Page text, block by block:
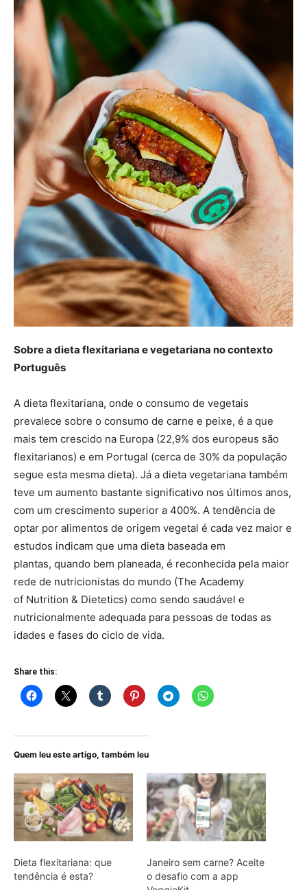
Sobre a dieta flexitariana e vegetariana no contexto
Português
A dieta flexitariana, onde o consumo de vegetais
prevalece sobre o consumo de carne e peixe, é a que
mais tem crescido na Europa (22,9% dos europeus são
flexitarianos) e em Portugal (cerca de 30% da população
segue esta mesma dieta). Já a dieta vegetariana também
teve um aumento bastante significativo nos últimos anos,
com um crescimento superior a 400%. A tendência de
optar por alimentos de origem vegetal é cada vez maior e
estudos indicam que uma dieta baseada em
plantas, quando bem planeada, é reconhecida pela maior
rede de nutricionistas do mundo (The Academy
of Nutrition & Dietetics) como sendo saudável e
nutricionalmente adequada para pessoas de todas as
idades e fases do ciclo de vida.
Share this:
Quem leu este artigo, também leu
Dieta flexitariana: que
tendência é esta?
Janeiro sem carne? Aceite
o desafio com a app